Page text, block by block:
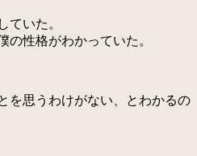
いた。
性格がわかっていた。
を思うわけがない、とわかるの